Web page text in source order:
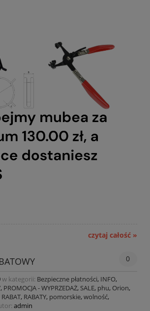
czytaj całość »
0
w kategorii: Bezpieczne płatności, INFO,
, PROMOCJA - WYPRZEDAŻ, SALE, phu, Orion,
RABAT, RABATY, pomorskie, wolność,
admin